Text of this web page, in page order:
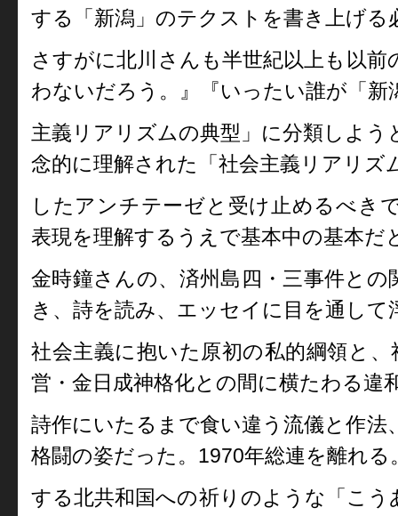
する「新潟」のテクストを書き上げる
さすがに北川さんも半世紀以上も以
わないだろう。』『いったい誰が「新
主義リアリズムの典型」に分類しよ
念的に理解された「社会主義リアリズ
したアンチテーゼと受け止めるべき
表現を理解するうえで基本中の基本だ
金時鐘さんの、済州島四・三事件と
き、詩を読み、エッセイに目を通し
社会主義に抱いた原初の私的綱領と
営・金日成神格化との間に横たわる違
詩作にいたるまで食い違う流儀と作
格闘の姿だった。1970年総連を離れ
する北共和国への祈りのような「こ